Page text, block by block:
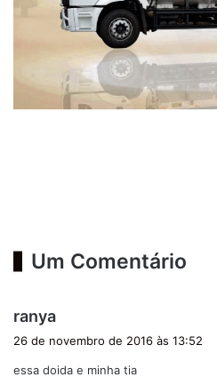
Um Comentário
ranya
s
26 de novembro de 2016 às 13:52
essa doida e minha tia